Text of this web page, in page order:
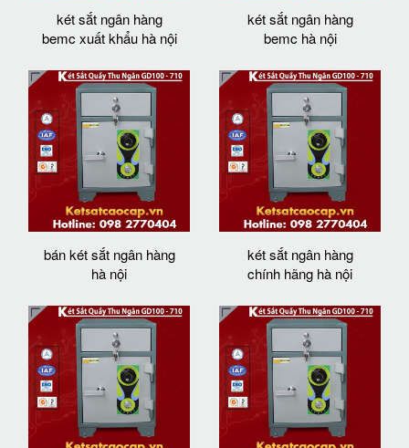
két sắt ngân hàng
bemc xuất khẩu hà nội
két sắt ngân hàng
bemc hà nội
bán két sắt ngân hàng
hà nội
két sắt ngân hàng
chính hãng hà nội